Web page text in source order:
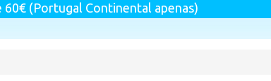
(Portugal Continental apenas)